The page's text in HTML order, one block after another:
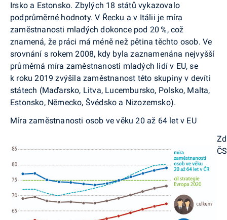
Irsko a Estonsko. Zbylých 18 států vykazovalo
podprůměrné hodnoty. V Řecku a v Itálii je míra
zaměstnanosti mladých dokonce pod 20 %, což
znamená, že práci má méně než pětina těchto osob. Ve
srovnání s rokem 2008, kdy byla zaznamenána nejvyšší
průměrná míra zaměstnanosti mladých lidí v EU, se
k roku 2019 zvýšila zaměstnanost této skupiny v devíti
státech (Maďarsko, Litva, Lucembursko, Polsko, Malta,
Estonsko, Německo, Švédsko a Nizozemsko).
Míra zaměstnanosti osob ve věku 20 až 64 let v EU